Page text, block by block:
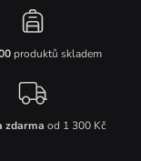
produktů skladem
zdarma od 1 300 Kč